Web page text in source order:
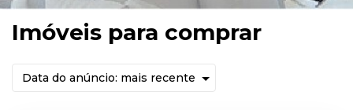
Imóveis para comprar